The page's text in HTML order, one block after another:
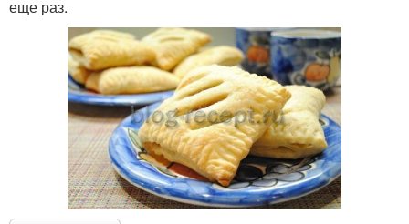
еще раз.